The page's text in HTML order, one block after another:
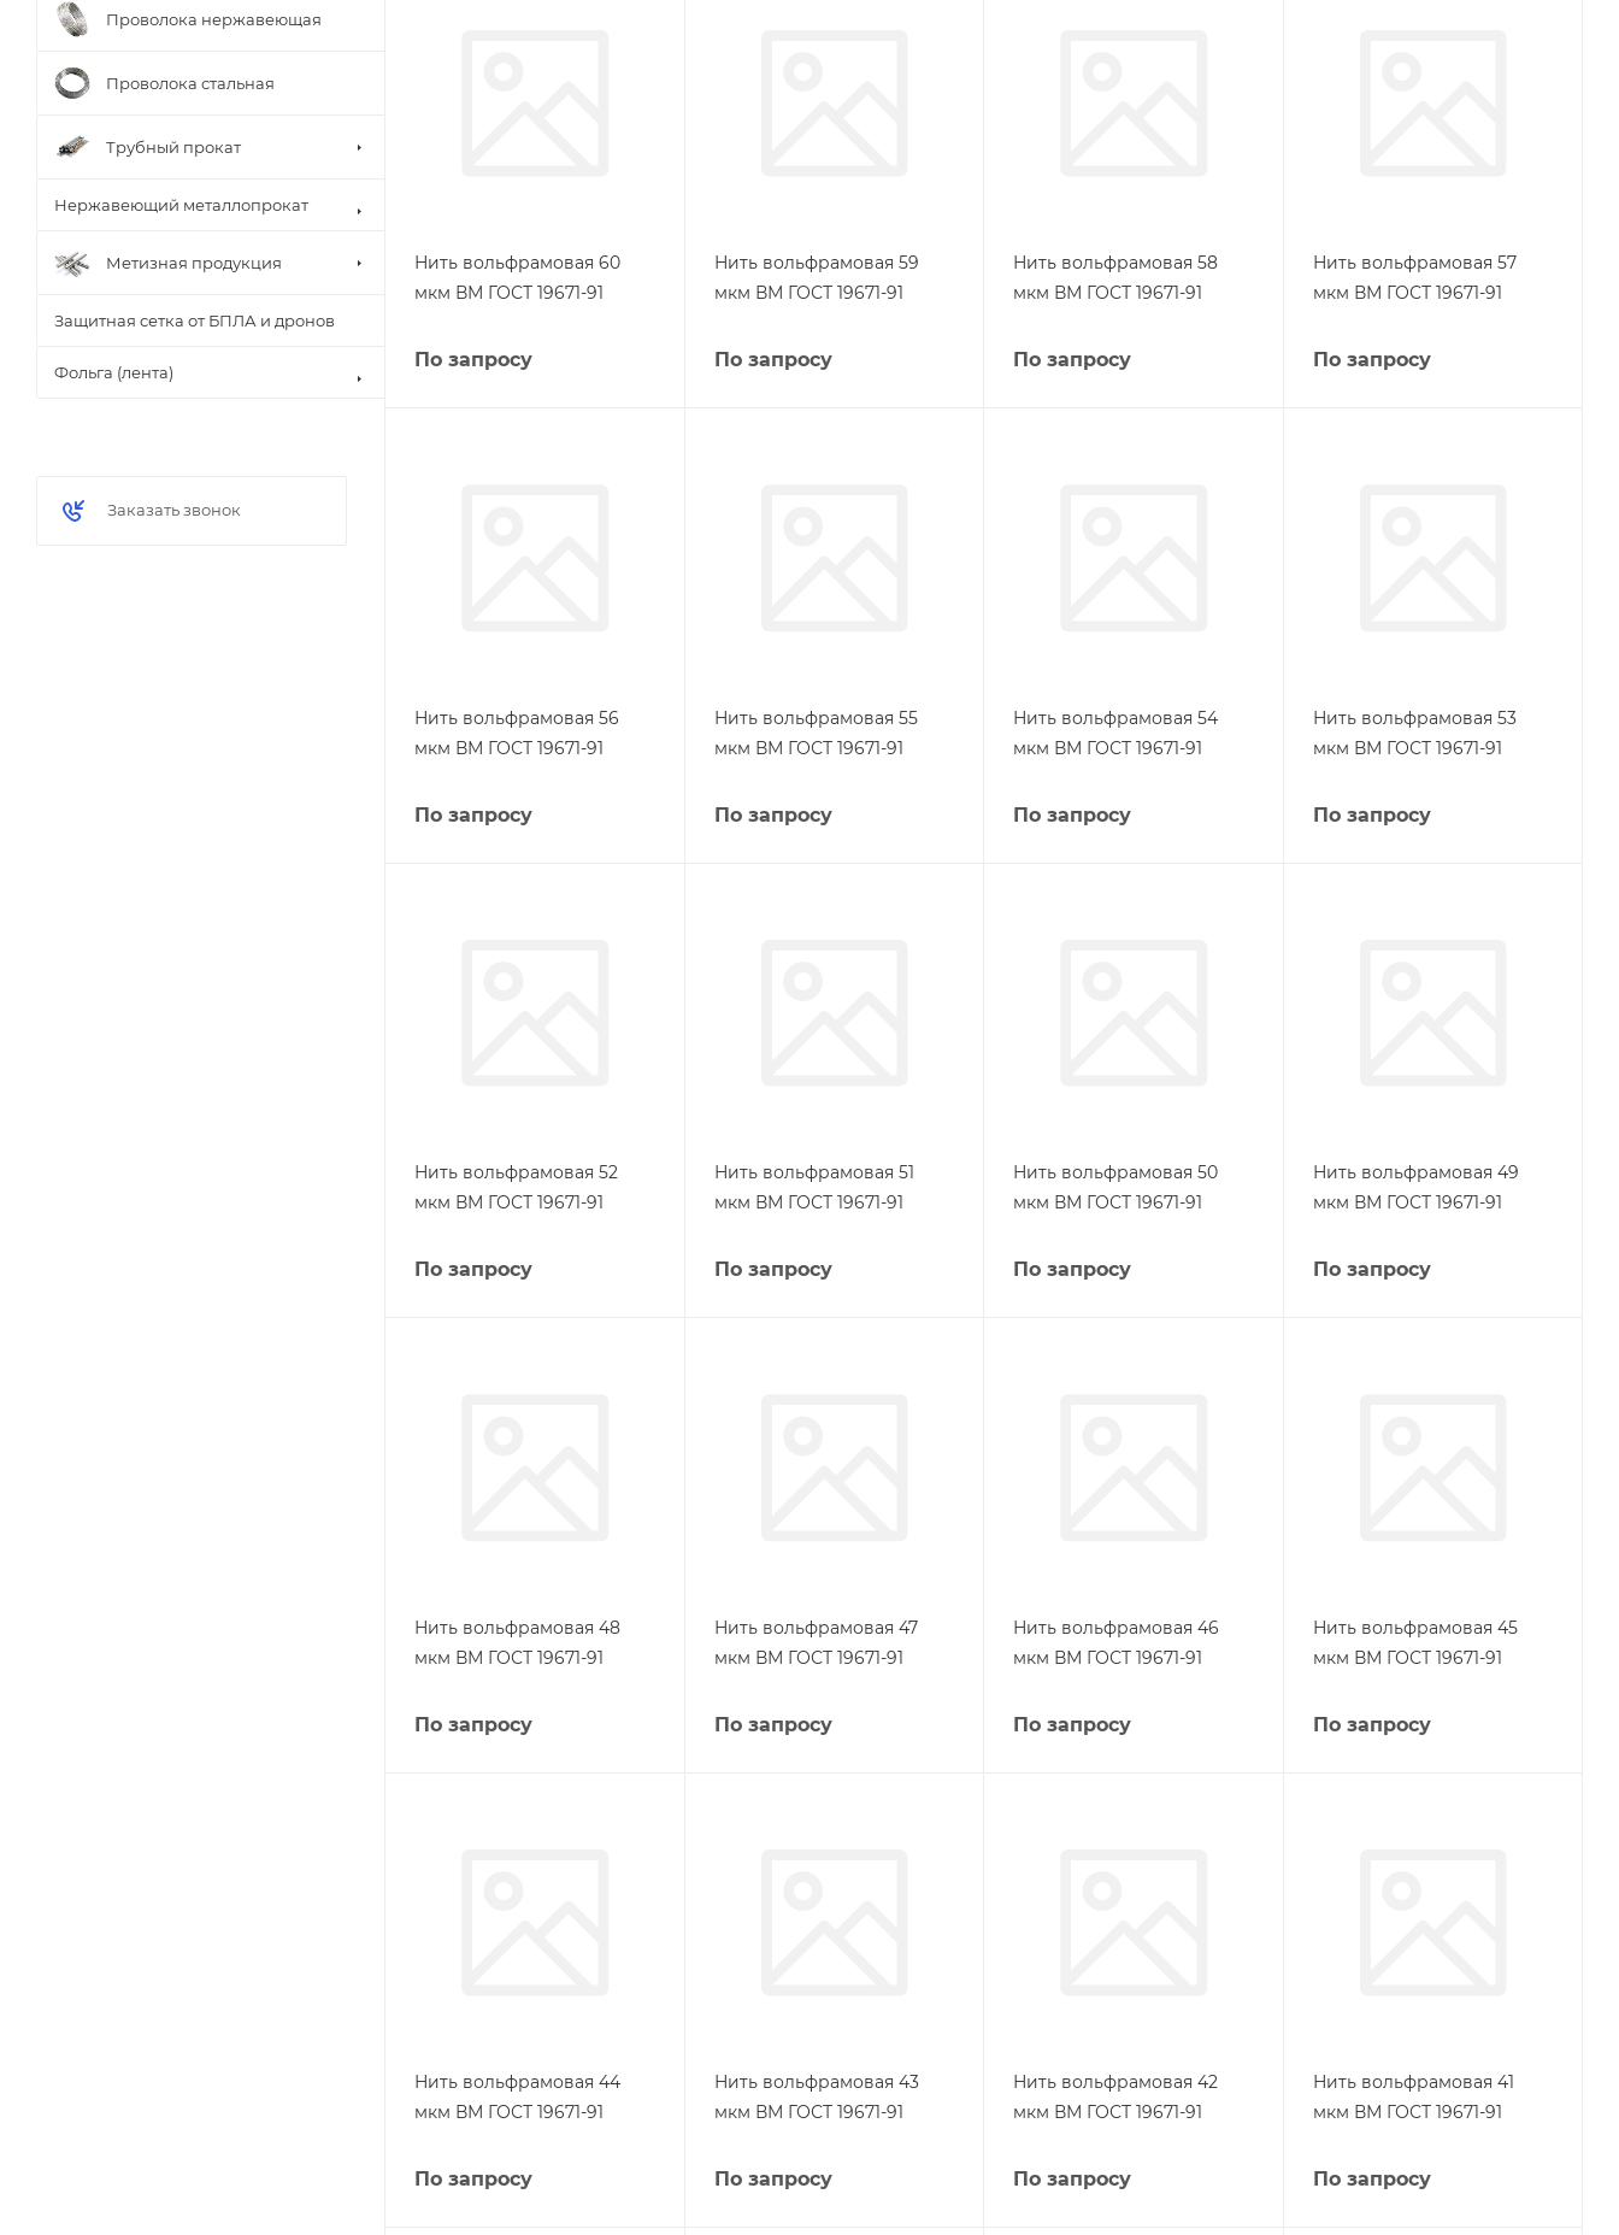
Нить вольфрамовая 60
мкм ВМ ГОСТ 19671-91
По запросу
Нить вольфрамовая 59
мкм ВМ ГОСТ 19671-91
По запросу
Нить вольфрамовая 58
мкм ВМ ГОСТ 19671-91
По запросу
Нить вольфрамовая 57
мкм ВМ ГОСТ 19671-91
По запросу
Нить вольфрамовая 56
мкм ВМ ГОСТ 19671-91
По запросу
Нить вольфрамовая 55
мкм ВМ ГОСТ 19671-91
По запросу
Нить вольфрамовая 54
мкм ВМ ГОСТ 19671-91
По запросу
Нить вольфрамовая 53
мкм ВМ ГОСТ 19671-91
По запросу
Нить вольфрамовая 52
мкм ВМ ГОСТ 19671-91
По запросу
Нить вольфрамовая 51
мкм ВМ ГОСТ 19671-91
По запросу
Нить вольфрамовая 50
мкм ВМ ГОСТ 19671-91
По запросу
Нить вольфрамовая 49
мкм ВМ ГОСТ 19671-91
По запросу
Нить вольфрамовая 48
мкм ВМ ГОСТ 19671-91
По запросу
Нить вольфрамовая 47
мкм ВМ ГОСТ 19671-91
По запросу
Нить вольфрамовая 46
мкм ВМ ГОСТ 19671-91
По запросу
Нить вольфрамовая 45
мкм ВМ ГОСТ 19671-91
По запросу
Нить вольфрамовая 44
мкм ВМ ГОСТ 19671-91
По запросу
Нить вольфрамовая 43
мкм ВМ ГОСТ 19671-91
По запросу
Нить вольфрамовая 42
мкм ВМ ГОСТ 19671-91
По запросу
Нить вольфрамовая 41
мкм ВМ ГОСТ 19671-91
По запросу
Проволока нержавеющая
Проволока стальная
Трубный прокат
Нержавеющий металлопрокат
Метизная продукция
Защитная сетка от БПЛА и дронов
Фольга (лента)
Заказать звонок